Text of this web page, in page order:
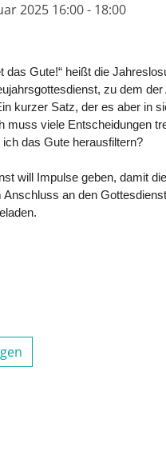
2025 16:00 - 18:00
das Gute!“ heißt die
zu dem
kurzer Satz, der es aber in
muss viele Entscheidungen
das Gute herausfiltern?
will Impulse geben, damit
an den